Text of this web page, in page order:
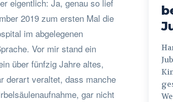
eigentlich: Ja, genau so lief
2019 zum ersten Mal die
im abgelegenen
Vor mir stand ein
über fünfzig Jahre altes,
derart veraltet, dass manche
gar nicht